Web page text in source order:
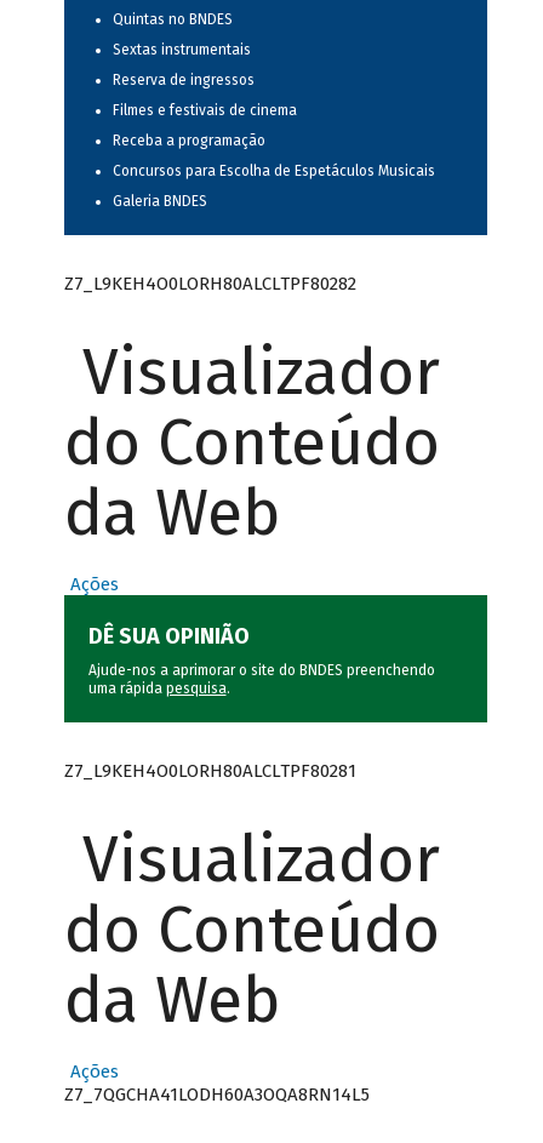
Quintas no BNDES
Sextas instrumentais
Reserva de ingressos
Filmes e festivais de cinema
Receba a programação
Concursos para Escolha de Espetáculos Musicais
Galeria BNDES
Z7_L9KEH4O0LORH80ALCLTPF80282
Visualizador
do Conteúdo
da Web
Ações
DÊ SUA OPINIÃO
Ajude-nos a aprimorar o site do BNDES preenchendo
uma rápida pesquisa.
Z7_L9KEH4O0LORH80ALCLTPF80281
Visualizador
do Conteúdo
da Web
Ações
Z7_7QGCHA41LODH60A3OQA8RN14L5